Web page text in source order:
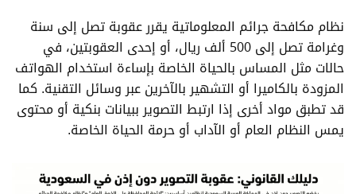
نظام مكافحة جرائم المعلوماتية يقرر عقوبة تصل إلى سنة
وغرامة تصل إلى 500 ألف ريال، أو إحدى العقوبتين، في
حالات مثل المساس بالحياة الخاصة بإساءة استخدام الهواتف
المزودة بالكاميرا أو التشهير بالآخرين عبر وسائل التقنية. كما
قد تطبق مواد أخرى إذا ارتبط التصوير ببيانات بنكية أو محتوى
يمس النظام العام أو الآداب أو حرمة الحياة الخاصة.